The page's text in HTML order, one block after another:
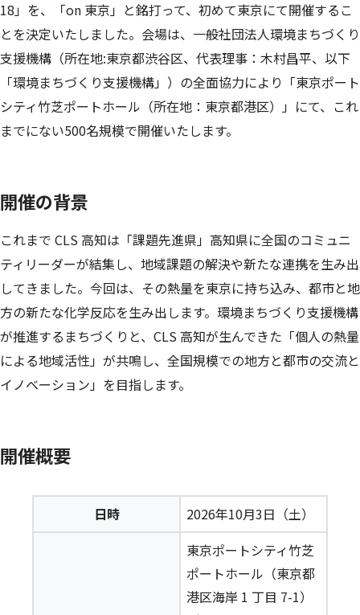
18」を、「on 東京」と銘打って、初めて東京にて開催するこ
とを決定いたしました。会場は、一般社団法人環境まちづくり
支援機構（所在地:東京都渋谷区、代表理事：木村昌平、以下
「環境まちづくり支援機構」）の全面協力により「東京ポート
シティ竹芝ポートホール（所在地：東京都港区）」にて、これ
までにない500名規模で開催いたします。
開催の背景
これまで CLS 高知は「課題先進県」高知県に全国のコミュニ
ティリーダーが結集し、地域課題の解決や新たな連携を生み出
してきました。今回は、その熱量を東京に持ち込み、都市と地
方の新たな化学反応を生み出します。環境まちづくり支援機構
が推進するまちづくりと、CLS 高知が生んできた「個人の熱量
による地域活性」が共鳴し、全国規模での地方と都市の交流と
イノベーション」を目指します。
開催概要
日時 2026年10月3日（土）
東京ポートシティ竹芝
ポートホール（東京都
港区海岸 1 丁目 7-1）